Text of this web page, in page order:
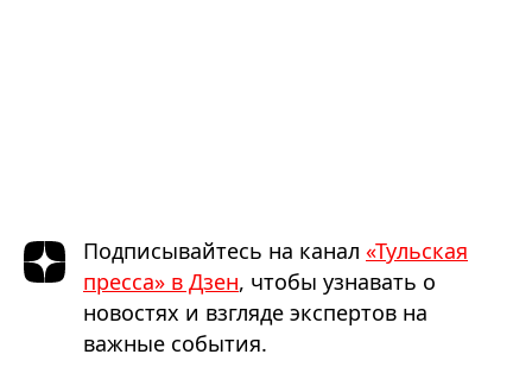
Подписывайтесь на канал «Тульская
пресса» в Дзен, чтобы узнавать о
новостях и взгляде экспертов на
важные события.